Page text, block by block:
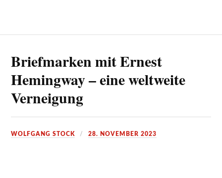
Briefmarken mit Ernest
Hemingway – eine weltweite
Verneigung
WOLFGANG STOCK 28. NOVEMBER 2023